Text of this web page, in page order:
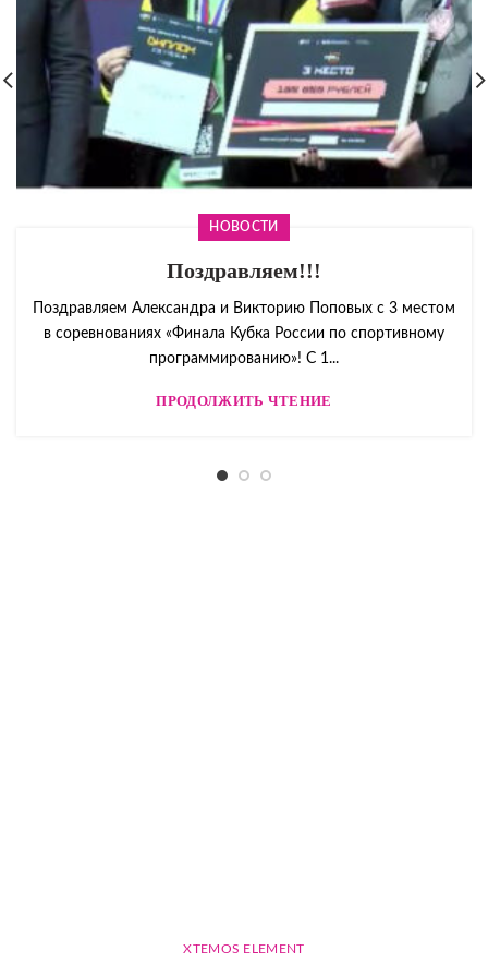
НОВОСТИ
Поздравляем!!!
Поздравляем Александра и Викторию Поповых с 3 местом
в соревнованиях «Финала Кубка России по спортивному
программированию»! С 1...
ПРОДОЛЖИТЬ ЧТЕНИЕ
XTEMOS ELEMENT